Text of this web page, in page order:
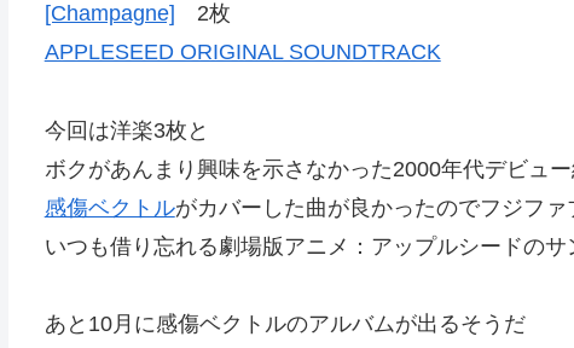
[Champagne] 2枚
APPLESEED ORIGINAL SOUNDTRACK
今回は洋楽3枚と
ボクがあんまり興味を示さなかった2000年代デビュ
感傷ベクトルがカバーした曲が良かったのでフジファ
いつも借り忘れる劇場版アニメ：アップルシードのサ
あと10月に感傷ベクトルのアルバムが出るそうだ